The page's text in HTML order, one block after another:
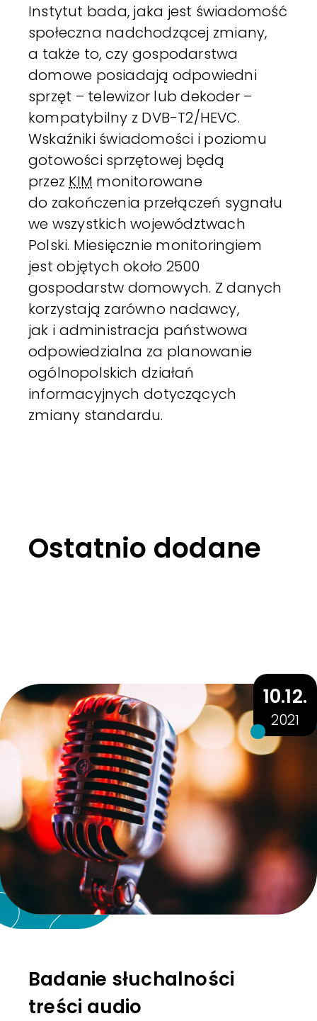
Instytut bada, jaka jest świadomość
społeczna nadchodzącej zmiany,
a także to, czy gospodarstwa
domowe posiadają odpowiedni
sprzęt – telewizor lub dekoder –
kompatybilny z DVB-T2/HEVC.
Wskaźniki świadomości i poziomu
gotowości sprzętowej będą
przez KIM monitorowane
do zakończenia przełączeń sygnału
we wszystkich województwach
Polski. Miesięcznie monitoringiem
jest objętych około 2500
gospodarstw domowych. Z danych
korzystają zarówno nadawcy,
jak i administracja państwowa
odpowiedzialna za planowanie
ogólnopolskich działań
informacyjnych dotyczących
zmiany standardu.
Ostatnio dodane
Badanie słuchalności
treści audio
10.12.
2021